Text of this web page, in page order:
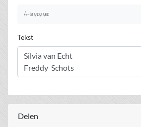
A-standaard
Tekst
Delen